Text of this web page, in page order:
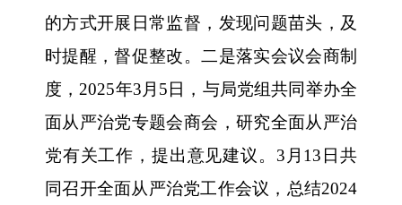
的方式开展日常监督，发现问题苗头，及
时提醒，督促整改。二是落实会议会商制
度，2025年3月5日，与局党组共同举办全
面从严治党专题会商会，研究全面从严治
党有关工作，提出意见建议。3月13日共
同召开全面从严治党工作会议，总结2024